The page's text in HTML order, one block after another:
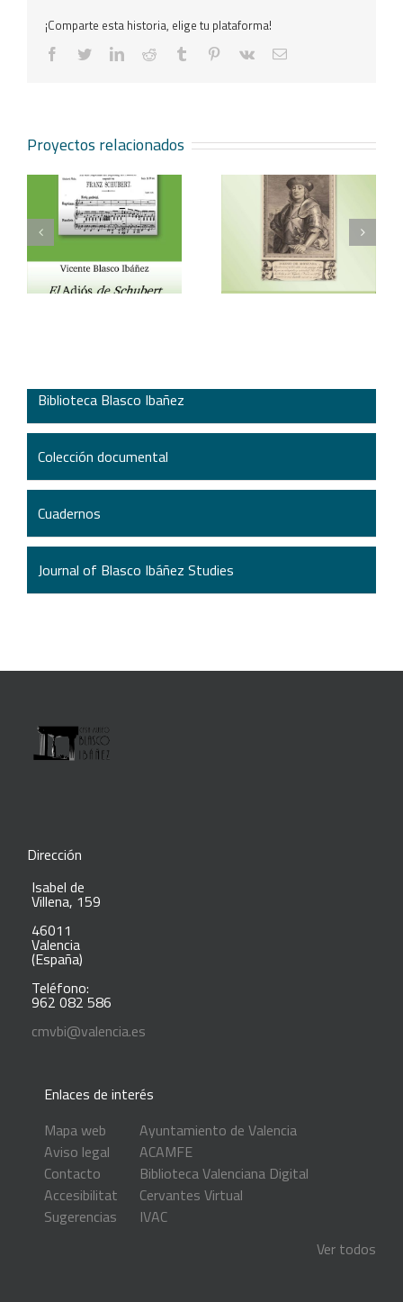
¡Comparte esta historia, elige tu plataforma!
facebooktwitterlinkedinreddit tumblr pinterest
vk
Correo
Proyectos relacionados
Vicente Blasco Ibáñez,
Hugo de Moncada
Aventura veneciana y
otros cuentos
Biblioteca Blasco Ibañez
Colección documental
Cuadernos
Journal of Blasco Ibáñez Studies
Dirección
Isabel de
Villena, 159
46011
Valencia
(España)
Teléfono:
962 082 586
cmvbi@valencia.es
Enlaces de interés
Mapa web
Aviso legal
Contacto
Accesibilitat
Sugerencias
Ayuntamiento de Valencia
ACAMFE
Biblioteca Valenciana Digital
Cervantes Virtual
IVAC
Ver todos